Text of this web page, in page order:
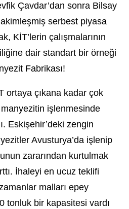
Çavdar’dan sonra Bilsay
serbest piyasa
KİT’lerin çalışmalarının
dair standart bir örneği
Fabrikası!
ortaya çıkana kadar çok
işlenmesinde
Eskişehir’deki zengin
Avusturya’da işlenip
zararından kurtulmak
İhaleyi en ucuz teklifi
malları epey
tonluk bir kapasitesi vardı